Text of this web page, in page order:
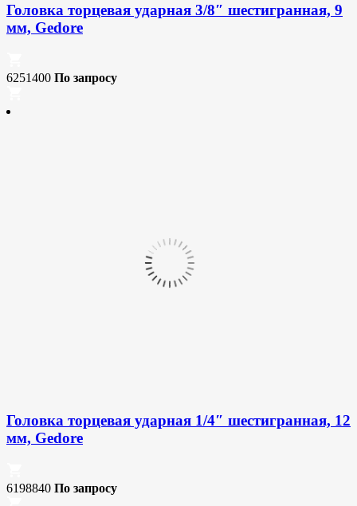
Головка торцевая ударная 3/8″ шестигранная, 9
мм, Gedore
6251400 По запросу
Головка торцевая ударная 1/4″ шестигранная, 12
мм, Gedore
6198840 По запросу